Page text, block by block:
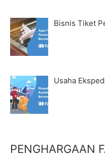
Bisnis Tiket
Usaha
PENGHARGAAN